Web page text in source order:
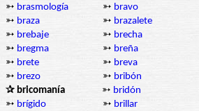
➳ brasmología ➳ bravo
➳ braza ➳ brazalete
➳ brebaje ➳ brecha
➳ bregma ➳ breña
➳ brete ➳ breva
➳ brezo ➳ bribón
✰ bricomanía
➳ bridón
➳ brígido ➳ brillar